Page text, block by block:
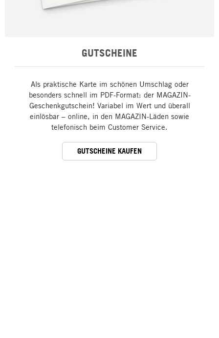
GUTSCHEINE
Als praktische Karte im schönen Umschlag oder
besonders schnell im PDF-Format: der MAGAZIN-
Geschenkgutschein! Variabel im Wert und überall
einlösbar – online, in den MAGAZIN-Läden sowie
telefonisch beim Customer Service.
GUTSCHEINE KAUFEN